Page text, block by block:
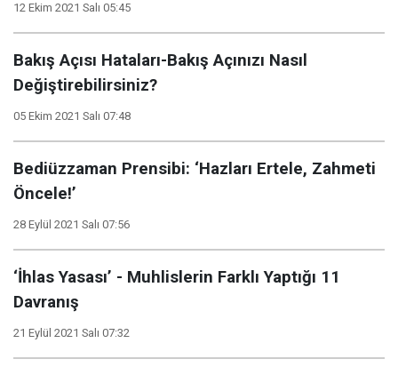
12 Ekim 2021 Salı 05:45
Bakış Açısı Hataları-Bakış Açınızı Nasıl
Değiştirebilirsiniz?
05 Ekim 2021 Salı 07:48
Bediüzzaman Prensibi: ‘Hazları Ertele, Zahmeti
Öncele!’
28 Eylül 2021 Salı 07:56
‘İhlas Yasası’ - Muhlislerin Farklı Yaptığı 11
Davranış
21 Eylül 2021 Salı 07:32